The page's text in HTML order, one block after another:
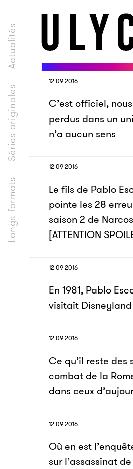
Longs formats
Séries originales
Actualités
12 09 2016
C’est officiel,
perdus dans un
n’a aucun sens
12 09 2016
Le fils de Pablo
pointe les 28
saison 2 de Narcos
[ATTENTION
12 09 2016
En 1981, Pablo
visitait
12 09 2016
Ce qu’il reste des
combat de la
dans ceux
12 09 2016
Où en est
sur l’assassinat